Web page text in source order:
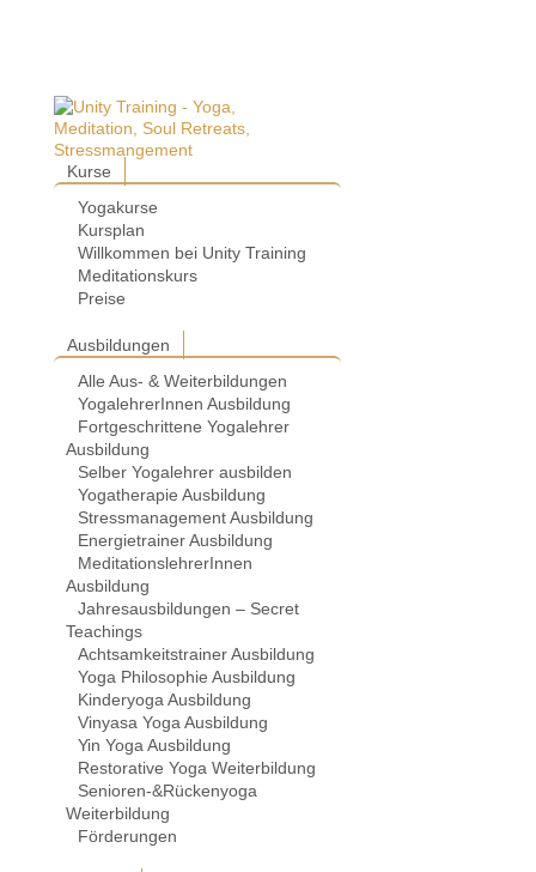
Kurse
Yogakurse
Kursplan
Willkommen bei Unity Training
Meditationskurs
Preise
Ausbildungen
Alle Aus- & Weiterbildungen
YogalehrerInnen Ausbildung
Fortgeschrittene Yogalehrer
Ausbildung
Selber Yogalehrer ausbilden
Yogatherapie Ausbildung
Stressmanagement Ausbildung
Energietrainer Ausbildung
MeditationslehrerInnen
Ausbildung
Jahresausbildungen – Secret
Teachings
Achtsamkeitstrainer Ausbildung
Yoga Philosophie Ausbildung
Kinderyoga Ausbildung
Vinyasa Yoga Ausbildung
Yin Yoga Ausbildung
Restorative Yoga Weiterbildung
Senioren-&Rückenyoga
Weiterbildung
Förderungen